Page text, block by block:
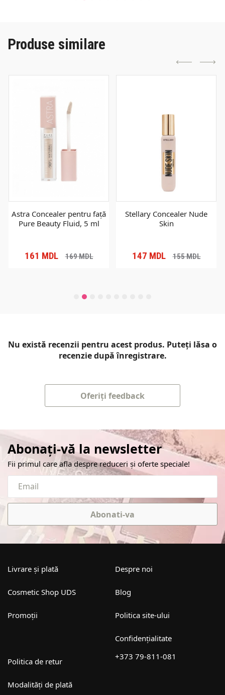
Produse similare
Astra Concealer pentru față
Pure Beauty Fluid, 5 ml
161 MDL 169MDL
Stellary Concealer Nude
Skin
147 MDL 155MDL
Nu există recenzii pentru acest produs. Puteți lăsa o
recenzie după înregistrare.
Oferiți feedback
Abonați-vă la newsletter
Fii primul care afla despre reduceri și oferte speciale!
Abonati-va
Livrare și plată
Cosmetic Shop UDS
Promoții
Despre noi
Blog
Politica site-ului
Confidențialitate
Politica de retur
Modalități de plată
+373 79-811-081